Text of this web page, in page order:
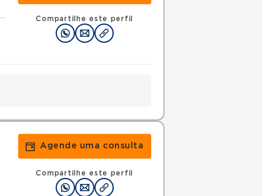
Compartilhe este perfil
Agende uma consulta
Compartilhe este perfil